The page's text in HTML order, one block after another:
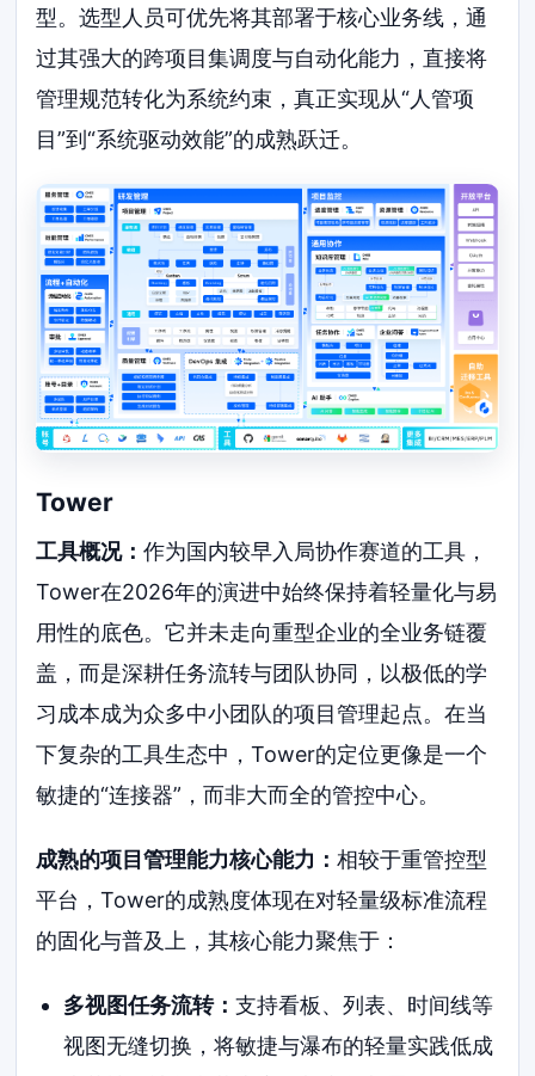
型。选型人员可优先将其部署于核心业务线，通
过其强大的跨项目集调度与自动化能力，直接将
管理规范转化为系统约束，真正实现从“人管项
目”到“系统驱动效能”的成熟跃迁。
Tower
工具概况：作为国内较早入局协作赛道的工具，
Tower在2026年的演进中始终保持着轻量化与易
用性的底色。它并未走向重型企业的全业务链覆
盖，而是深耕任务流转与团队协同，以极低的学
习成本成为众多中小团队的项目管理起点。在当
下复杂的工具生态中，Tower的定位更像是一个
敏捷的“连接器”，而非大而全的管控中心。
成熟的项目管理能力核心能力：相较于重管控型
平台，Tower的成熟度体现在对轻量级标准流程
的固化与普及上，其核心能力聚焦于：
多视图任务流转： 支持看板、列表、时间线等
视图无缝切换，将敏捷与瀑布的轻量实践低成